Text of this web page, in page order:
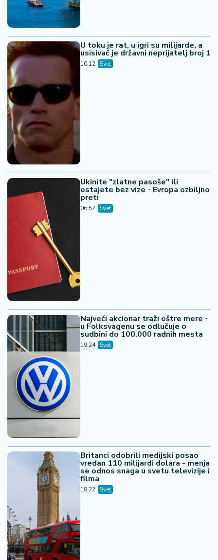
U toku je rat, u igri su milijarde, a
usisivač je državni neprijatelj broj 1
10:12 Svet
Ukinite "zlatne pasoše" ili
ostajete bez vize - Evropa ozbiljno
preti
06:57 Svet
Najveći akcionar traži oštre mere -
u Folksvagenu se odlučuje o
sudbini do 100.000 radnih mesta
19:24 Svet
Britanci odobrili medijski posao
vredan 110 milijardi dolara - menja
se odnos snaga u svetu televizije i
filma
18:22 Svet